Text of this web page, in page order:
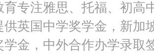
育专注雅思、托福、初高
供英国中学奖学金，新加
学金，中外合作办学录取